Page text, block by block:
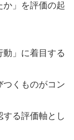
か」を評価の起
動」に着目する
つくものがコン
する評価軸とし